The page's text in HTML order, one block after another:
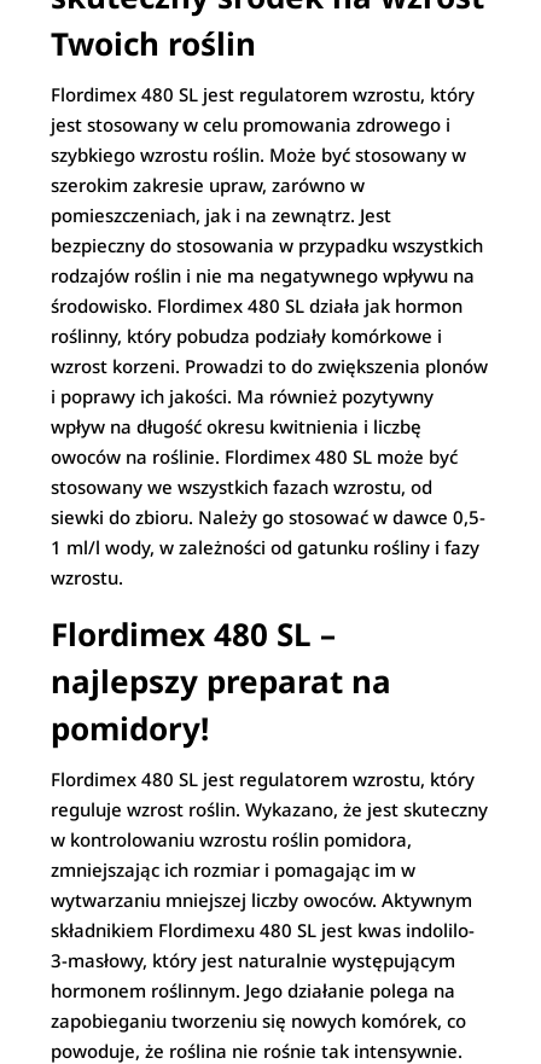
Twoich roślin
Flordimex 480 SL jest regulatorem wzrostu, który
jest stosowany w celu promowania zdrowego i
szybkiego wzrostu roślin. Może być stosowany w
szerokim zakresie upraw, zarówno w
pomieszczeniach, jak i na zewnątrz. Jest
bezpieczny do stosowania w przypadku wszystkich
rodzajów roślin i nie ma negatywnego wpływu na
środowisko. Flordimex 480 SL działa jak hormon
roślinny, który pobudza podziały komórkowe i
wzrost korzeni. Prowadzi to do zwiększenia plonów
i poprawy ich jakości. Ma również pozytywny
wpływ na długość okresu kwitnienia i liczbę
owoców na roślinie. Flordimex 480 SL może być
stosowany we wszystkich fazach wzrostu, od
siewki do zbioru. Należy go stosować w dawce 0,5-
1 ml/l wody, w zależności od gatunku rośliny i fazy
wzrostu.
Flordimex 480 SL –
najlepszy preparat na
pomidory!
Flordimex 480 SL jest regulatorem wzrostu, który
reguluje wzrost roślin. Wykazano, że jest skuteczny
w kontrolowaniu wzrostu roślin pomidora,
zmniejszając ich rozmiar i pomagając im w
wytwarzaniu mniejszej liczby owoców. Aktywnym
składnikiem Flordimexu 480 SL jest kwas indolilo-
3-masłowy, który jest naturalnie występującym
hormonem roślinnym. Jego działanie polega na
zapobieganiu tworzeniu się nowych komórek, co
powoduje, że roślina nie rośnie tak intensywnie.